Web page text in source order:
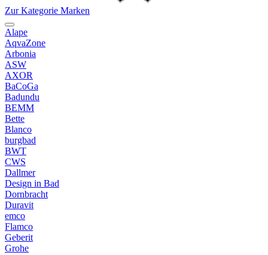
Zur Kategorie Marken
Alape
AqvaZone
Arbonia
ASW
AXOR
BaCoGa
Badundu
BEMM
Bette
Blanco
burgbad
BWT
CWS
Dallmer
Design in Bad
Dornbracht
Duravit
emco
Flamco
Geberit
Grohe